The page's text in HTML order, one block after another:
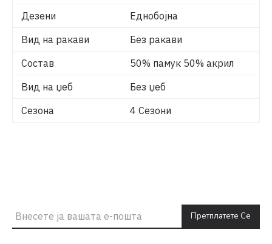
Дезени
Еднобојна
Вид на ракави
Без ракави
Состав
50% памук 50% акрил
Вид на џеб
Без џеб
Сезона
4 Сезони
Претплатете Се